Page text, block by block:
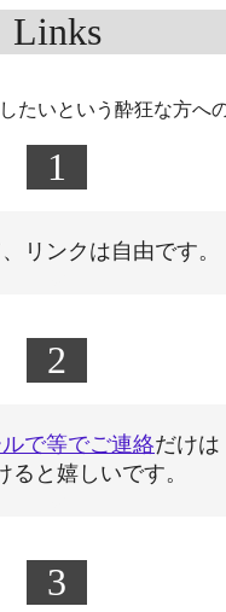
Links
たいという酔狂な方へ
1
リンクは自由です。
2
で等でご連絡だけは
ると嬉しいです。
3